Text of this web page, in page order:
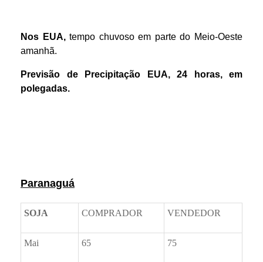
Nos EUA,tempo chuvoso em parte do Meio-Oeste
amanhã.
Previsão de Precipitação EUA, 24 horas, em
polegadas.
Paranaguá
SOJA COMPRADOR VENDEDOR
Mai 65 75